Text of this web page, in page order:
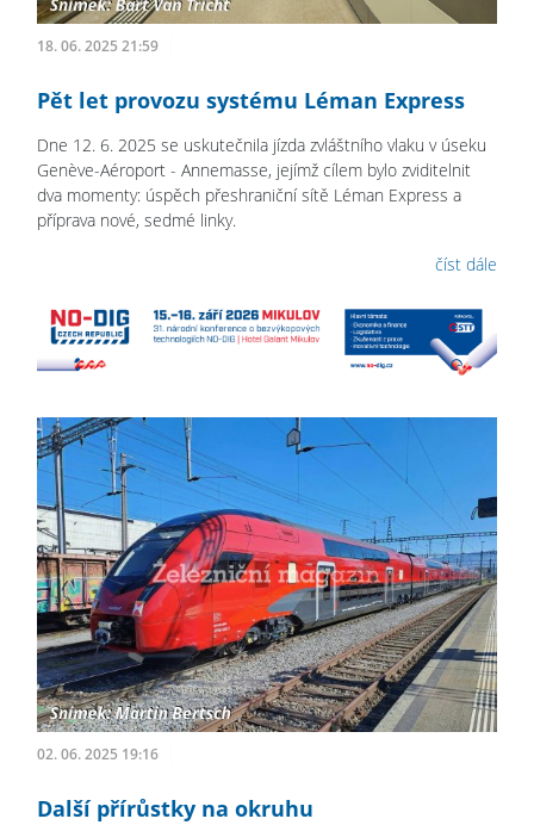
18. 06. 2025 21:59
Pět let provozu systému Léman Express
Dne 12. 6. 2025 se uskutečnila jízda zvláštního vlaku v úseku
Genève-Aéroport - Annemasse, jejímž cílem bylo zviditelnit
dva momenty: úspěch přeshraniční sítě Léman Express a
příprava nové, sedmé linky.
číst dále
02. 06. 2025 19:16
Další přírůstky na okruhu